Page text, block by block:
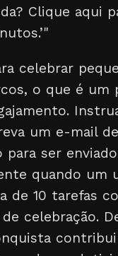
Clique aqui
celebrar
o que é um
um e-mail de
para ser enviado
quando um
de 10 tarefas
celebração.
contribui